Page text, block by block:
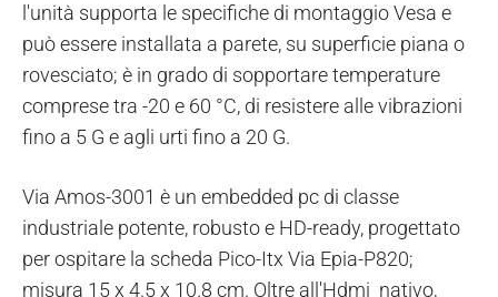
l'unità supporta le specifiche di montaggio Vesa e
può essere installata a parete, su superficie piana o
rovesciato; è in grado di sopportare temperature
comprese tra -20 e 60 °C, di resistere alle vibrazioni
fino a 5 G e agli urti fino a 20 G.
Via Amos-3001 è un embedded pc di classe
industriale potente, robusto e HD-ready, progettato
per ospitare la scheda Pico-Itx Via Epia-P820;
misura 15 x 4.5 x 10.8 cm. Oltre all'Hdmi nativo,